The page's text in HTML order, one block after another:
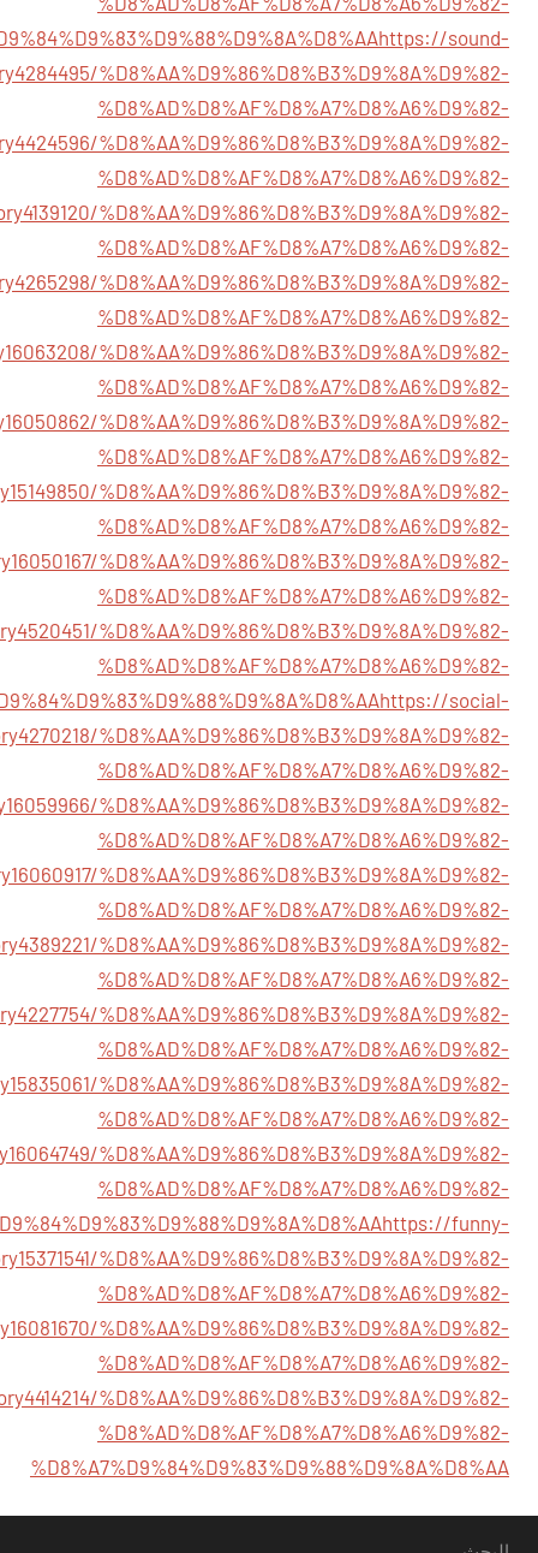
https://sound-
%D8%AA%D9%86%D8%B3%D9%8A%D9%82-
%D8%AD%D8%AF%D8%A7%D8%A6%D9%82-
%D8%AA%D9%86%D8%B3%D9%8A%D9%82-
%D8%AD%D8%AF%D8%A7%D8%A6%D9%82-
%D8%AA%D9%86%D8%B3%D9%8A%D9%82-
%D8%AD%D8%AF%D8%A7%D8%A6%D9%82-
%D8%AA%D9%86%D8%B3%D9%8A%D9%82-
%D8%AD%D8%AF%D8%A7%D8%A6%D9%82-
%D8%AA%D9%86%D8%B3%D9%8A%D9%82-
%D8%AD%D8%AF%D8%A7%D8%A6%D9%82-
%D8%AA%D9%86%D8%B3%D9%8A%D9%82-
%D8%AD%D8%AF%D8%A7%D8%A6%D9%82-
%D8%AA%D9%86%D8%B3%D9%8A%D9%82-
%D8%AD%D8%AF%D8%A7%D8%A6%D9%82-
%D8%AA%D9%86%D8%B3%D9%8A%D9%82-
%D8%AD%D8%AF%D8%A7%D8%A6%D9%82-
%D8%AA%D9%86%D8%B3%D9%8A%D9%82-
%D8%AD%D8%AF%D8%A7%D8%A6%D9%82-
https://social-
%D8%AA%D9%86%D8%B3%D9%8A%D9%82-
%D8%AD%D8%AF%D8%A7%D8%A6%D9%82-
%D8%AA%D9%86%D8%B3%D9%8A%D9%82-
%D8%AD%D8%AF%D8%A7%D8%A6%D9%82-
%D8%AA%D9%86%D8%B3%D9%8A%D9%82-
%D8%AD%D8%AF%D8%A7%D8%A6%D9%82-
%D8%AA%D9%86%D8%B3%D9%8A%D9%82-
%D8%AD%D8%AF%D8%A7%D8%A6%D9%82-
%D8%AA%D9%86%D8%B3%D9%8A%D9%82-
%D8%AD%D8%AF%D8%A7%D8%A6%D9%82-
%D8%AA%D9%86%D8%B3%D9%8A%D9%82-
%D8%AD%D8%AF%D8%A7%D8%A6%D9%82-
%D8%AA%D9%86%D8%B3%D9%8A%D9%82-
%D8%AD%D8%AF%D8%A7%D8%A6%D9%82-
https://funny-
%D8%AA%D9%86%D8%B3%D9%8A%D9%82-
%D8%AD%D8%AF%D8%A7%D8%A6%D9%82-
%D8%AA%D9%86%D8%B3%D9%8A%D9%82-
%D8%AD%D8%AF%D8%A7%D8%A6%D9%82-
%D8%AA%D9%86%D8%B3%D9%8A%D9%82-
%D8%AD%D8%AF%D8%A7%D8%A6%D9%82-
%D8%A7%D9%84%D9%83%D9%88%D9%8A%D8%AA